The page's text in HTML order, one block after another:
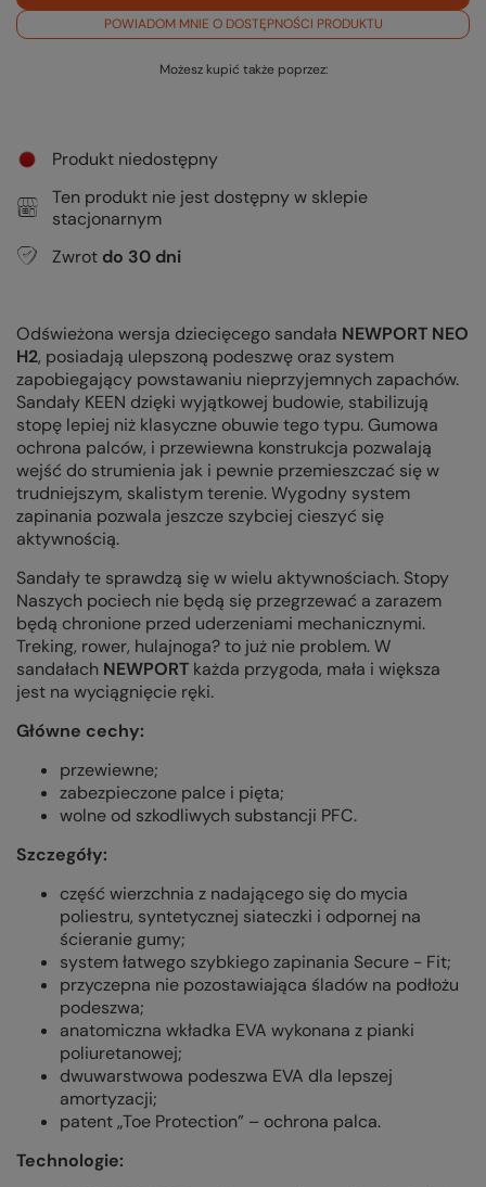
POWIADOM MNIE O DOSTĘPNOŚCI PRODUKTU
Możesz kupić także poprzez:
Produkt niedostępny
Ten produkt nie jest dostępny w sklepie
stacjonarnym
Zwrot do 30 dni
Odświeżona wersja dziecięcego sandała NEWPORT NEO
H2, posiadają ulepszoną podeszwę oraz system
zapobiegający powstawaniu nieprzyjemnych zapachów.
Sandały KEEN dzięki wyjątkowej budowie, stabilizują
stopę lepiej niż klasyczne obuwie tego typu. Gumowa
ochrona palców, i przewiewna konstrukcja pozwalają
wejść do strumienia jak i pewnie przemieszczać się w
trudniejszym, skalistym terenie. Wygodny system
zapinania pozwala jeszcze szybciej cieszyć się
aktywnością.
Sandały te sprawdzą się w wielu aktywnościach. Stopy
Naszych pociech nie będą się przegrzewać a zarazem
będą chronione przed uderzeniami mechanicznymi.
Treking, rower, hulajnoga? to już nie problem. W
sandałach NEWPORT każda przygoda, mała i większa
jest na wyciągnięcie ręki.
Główne cechy:
przewiewne;
zabezpieczone palce i pięta;
wolne od szkodliwych substancji PFC.
Szczegóły:
część wierzchnia z nadającego się do mycia
poliestru, syntetycznej siateczki i odpornej na
ścieranie gumy;
system łatwego szybkiego zapinania Secure - Fit;
przyczepna nie pozostawiająca śladów na podłożu
podeszwa;
anatomiczna wkładka EVA wykonana z pianki
poliuretanowej;
dwuwarstwowa podeszwa EVA dla lepszej
amortyzacji;
patent „Toe Protection” – ochrona palca.
Technologie: